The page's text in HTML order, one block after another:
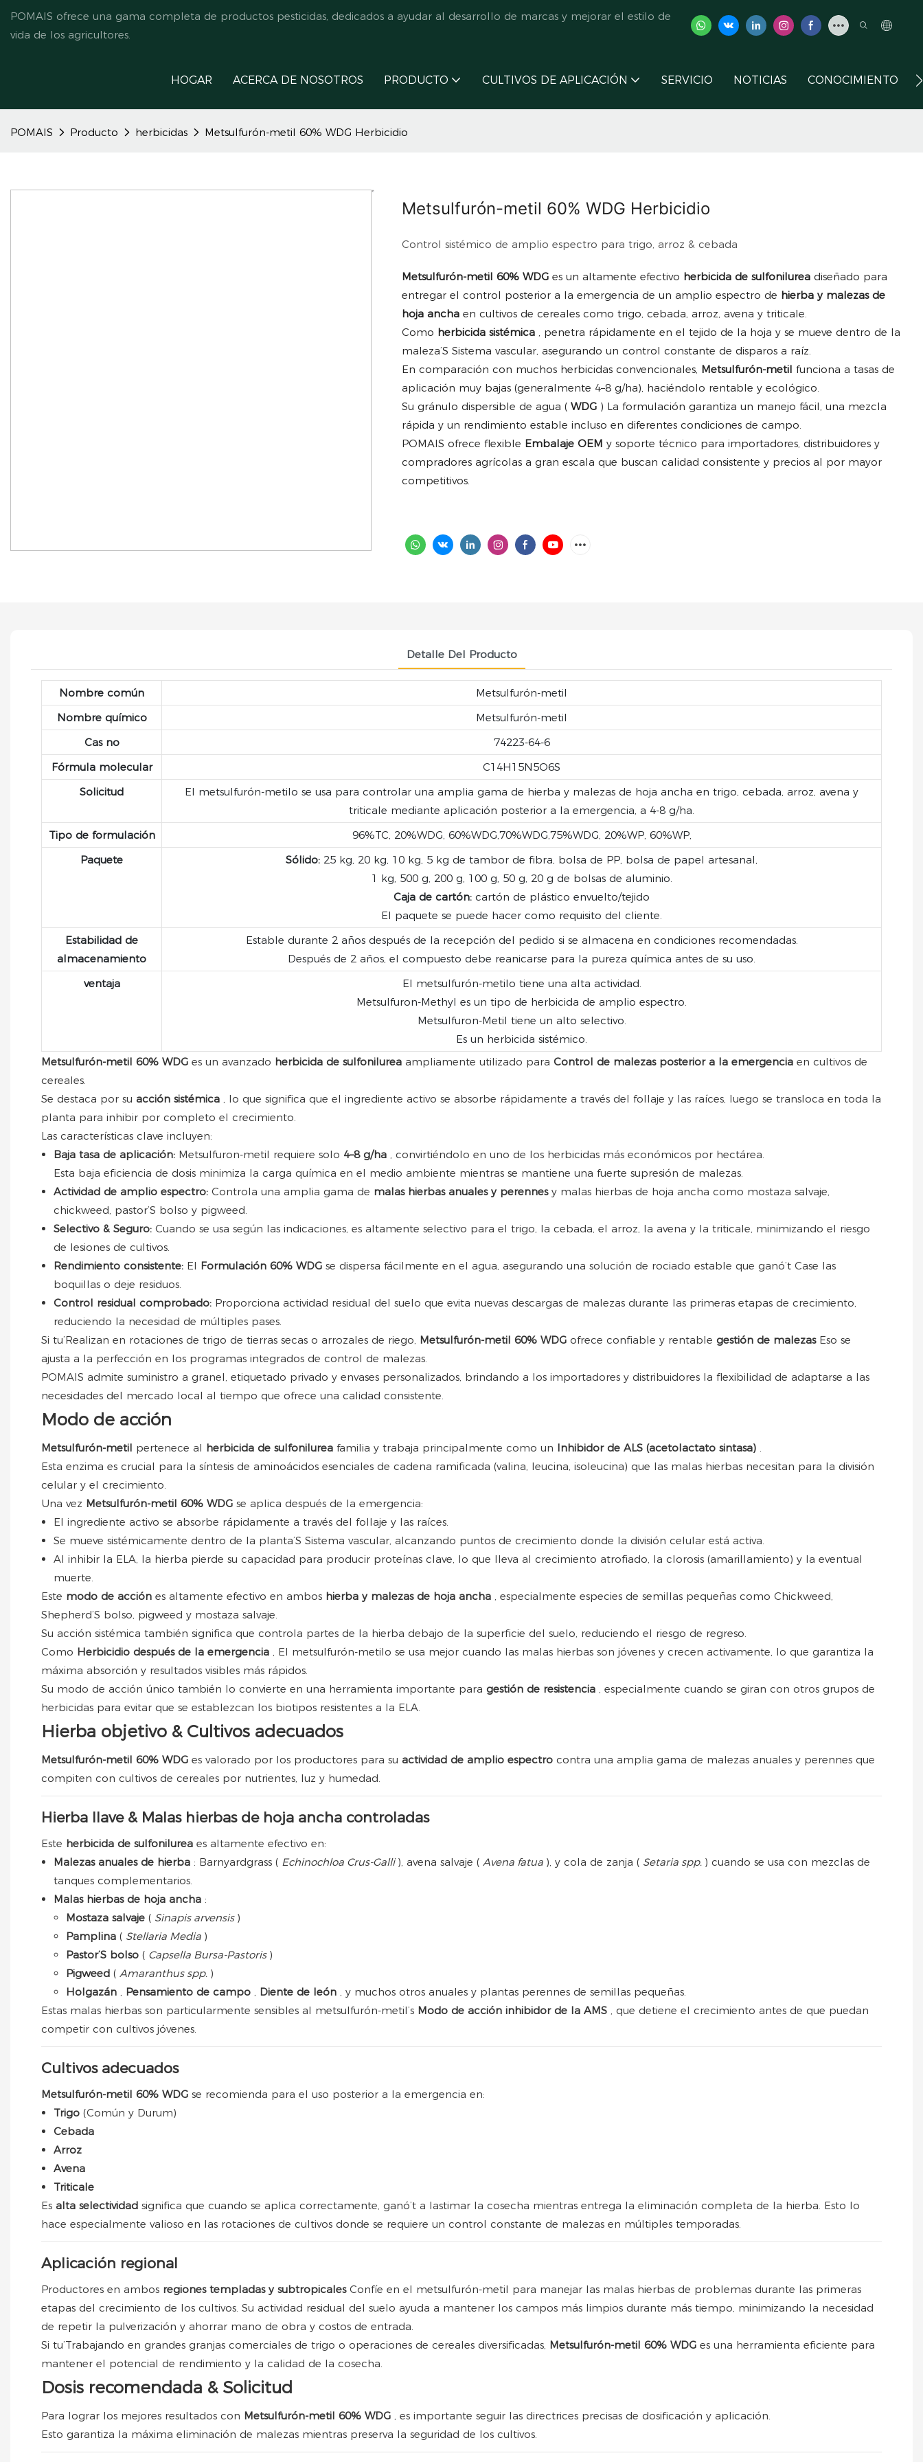
POMAIS ofrece una gama completa de productos pesticidas, dedicados a ayudar al desarrollo de marcas y mejorar el estilo de
vida de los agricultores.
HOGAR ACERCA DE NOSOTROS PRODUCTO CULTIVOS DE APLICACIÓN SERVICIO NOTICIAS CONOCIMIENTO
POMAIS Producto herbicidas Metsulfurón-metil 60% WDG Herbicidio
Metsulfurón-metil 60% WDG Herbicidio
Control sistémico de amplio espectro para trigo, arroz & cebada
Metsulfurón-metil 60% WDG es un altamente efectivo herbicida de sulfonilurea diseñado para
entregar el control posterior a la emergencia de un amplio espectro de hierba y malezas de
hoja ancha en cultivos de cereales como trigo, cebada, arroz, avena y triticale.
Como herbicida sistémica
, penetra rápidamente en el tejido de la hoja y se mueve dentro de la
maleza’S Sistema vascular, asegurando un control constante de disparos a raíz.
En comparación con muchos herbicidas convencionales, Metsulfurón-metil funciona a tasas de
aplicación muy bajas (generalmente 4–8 g/ha), haciéndolo rentable y ecológico.
Su gránulo dispersible de agua ( WDG ) La formulación garantiza un manejo fácil, una mezcla
rápida y un rendimiento estable incluso en diferentes condiciones de campo.
POMAIS ofrece flexible Embalaje OEM y soporte técnico para importadores, distribuidores y
compradores agrícolas a gran escala que buscan calidad consistente y precios al por mayor
competitivos.
Detalle Del Producto
Nombre común
Metsulfurón-metil
Nombre químico
Metsulfurón-metil
Cas no
74223-64-6
Fórmula molecular
C14H15N5O6S
Solicitud
El metsulfurón-metilo se usa para controlar una amplia gama de hierba y malezas de hoja ancha en trigo, cebada, arroz, avena y
triticale mediante aplicación posterior a la emergencia, a 4-8 g/ha.
Tipo de formulación
96%TC, 20%WDG, 60%WDG,70%WDG,75%WDG, 20%WP, 60%WP,
Paquete
Sólido: 25 kg, 20 kg, 10 kg, 5 kg de tambor de fibra, bolsa de PP, bolsa de papel artesanal,
1 kg, 500 g, 200 g, 100 g, 50 g, 20 g de bolsas de aluminio.
Caja de cartón: cartón de plástico envuelto/tejido
El paquete se puede hacer como requisito del cliente.
Estabilidad de
almacenamiento
Estable durante 2 años después de la recepción del pedido si se almacena en condiciones recomendadas.
Después de 2 años, el compuesto debe reanicarse para la pureza química antes de su uso.
ventaja
El metsulfurón-metilo tiene una alta actividad.
Metsulfuron-Methyl es un tipo de herbicida de amplio espectro.
Metsulfuron-Metil tiene un alto selectivo.
Es un herbicida sistémico.
Metsulfurón-metil 60% WDG es un avanzado herbicida de sulfonilurea ampliamente utilizado para Control de malezas posterior a la emergencia en cultivos de
cereales.
Se destaca por su acción sistémica , lo que significa que el ingrediente activo se absorbe rápidamente a través del follaje y las raíces, luego se transloca en toda la
planta para inhibir por completo el crecimiento.
Las características clave incluyen:
Baja tasa de aplicación: Metsulfuron-metil requiere solo 4–8 g/ha , convirtiéndolo en uno de los herbicidas más económicos por hectárea.
Esta baja eficiencia de dosis minimiza la carga química en el medio ambiente mientras se mantiene una fuerte supresión de malezas.
Actividad de amplio espectro: Controla una amplia gama de malas hierbas anuales y perennes y malas hierbas de hoja ancha como mostaza salvaje,
chickweed, pastor’S bolso y pigweed.
Selectivo & Seguro: Cuando se usa según las indicaciones, es altamente selectivo para el trigo, la cebada, el arroz, la avena y la triticale, minimizando el riesgo
de lesiones de cultivos.
Rendimiento consistente: El Formulación 60% WDG se dispersa fácilmente en el agua, asegurando una solución de rociado estable que ganó’t Case las
boquillas o deje residuos.
Control residual comprobado: Proporciona actividad residual del suelo que evita nuevas descargas de malezas durante las primeras etapas de crecimiento,
reduciendo la necesidad de múltiples pases.
Si tu’Realizan en rotaciones de trigo de tierras secas o arrozales de riego, Metsulfurón-metil 60% WDG ofrece confiable y rentable gestión de malezas Eso se
ajusta a la perfección en los programas integrados de control de malezas.
POMAIS admite suministro a granel, etiquetado privado y envases personalizados, brindando a los importadores y distribuidores la flexibilidad de adaptarse a las
necesidades del mercado local al tiempo que ofrece una calidad consistente.
Modo de acción
Metsulfurón-metil pertenece al herbicida de sulfonilurea familia y trabaja principalmente como un Inhibidor de ALS (acetolactato sintasa) .
Esta enzima es crucial para la síntesis de aminoácidos esenciales de cadena ramificada (valina, leucina, isoleucina) que las malas hierbas necesitan para la división
celular y el crecimiento.
Una vez Metsulfurón-metil 60% WDG se aplica después de la emergencia:
El ingrediente activo se absorbe rápidamente a través del follaje y las raíces.
Se mueve sistémicamente dentro de la planta’S Sistema vascular, alcanzando puntos de crecimiento donde la división celular está activa.
Al inhibir la ELA, la hierba pierde su capacidad para producir proteínas clave, lo que lleva al crecimiento atrofiado, la clorosis (amarillamiento) y la eventual
muerte.
Este modo de acción es altamente efectivo en ambos hierba y malezas de hoja ancha , especialmente especies de semillas pequeñas como Chickweed,
Shepherd’S bolso, pigweed y mostaza salvaje.
Su acción sistémica también significa que controla partes de la hierba debajo de la superficie del suelo, reduciendo el riesgo de regreso.
Como Herbicidio después de la emergencia , El metsulfurón-metilo se usa mejor cuando las malas hierbas son jóvenes y crecen activamente, lo que garantiza la
máxima absorción y resultados visibles más rápidos.
Su modo de acción único también lo convierte en una herramienta importante para gestión de resistencia , especialmente cuando se giran con otros grupos de
herbicidas para evitar que se establezcan los biotipos resistentes a la ELA.
Hierba objetivo & Cultivos adecuados
Metsulfurón-metil 60% WDG es valorado por los productores para su actividad de amplio espectro contra una amplia gama de malezas anuales y perennes que
compiten con cultivos de cereales por nutrientes, luz y humedad.
Hierba llave & Malas hierbas de hoja ancha controladas
Este herbicida de sulfonilurea es altamente efectivo en:
Malezas anuales de hierba : Barnyardgrass ( Echinochloa Crus-Galli), avena salvaje ( Avena fatua ), y cola de zanja ( Setaria spp. ) cuando se usa con mezclas de
tanques complementarios.
Malas hierbas de hoja ancha :
Mostaza salvaje ( Sinapis arvensis )
Pamplina ( Stellaria Media )
Pastor’S bolso ( Capsella Bursa-Pastoris )
Pigweed ( Amaranthus spp. )
Holgazán , Pensamiento de campo , Diente de león , y muchos otros anuales y plantas perennes de semillas pequeñas.
Estas malas hierbas son particularmente sensibles al metsulfurón-metil’s Modo de acción inhibidor de la AMS , que detiene el crecimiento antes de que puedan
competir con cultivos jóvenes.
Cultivos adecuados
Metsulfurón-metil 60% WDG se recomienda para el uso posterior a la emergencia en:
Trigo (Común y Durum)
Cebada
Arroz
Avena
Triticale
Es alta selectividad significa que cuando se aplica correctamente, ganó’t a lastimar la cosecha mientras entrega la eliminación completa de la hierba. Esto lo
hace especialmente valioso en las rotaciones de cultivos donde se requiere un control constante de malezas en múltiples temporadas.
Aplicación regional
Productores en ambos regiones templadas y subtropicales Confíe en el metsulfurón-metil para manejar las malas hierbas de problemas durante las primeras
etapas del crecimiento de los cultivos. Su actividad residual del suelo ayuda a mantener los campos más limpios durante más tiempo, minimizando la necesidad
de repetir la pulverización y ahorrar mano de obra y costos de entrada.
Si tu’Trabajando en grandes granjas comerciales de trigo o operaciones de cereales diversificadas, Metsulfurón-metil 60% WDG es una herramienta eficiente para
mantener el potencial de rendimiento y la calidad de la cosecha.
Dosis recomendada & Solicitud
Para lograr los mejores resultados con Metsulfurón-metil 60% WDG , es importante seguir las directrices precisas de dosificación y aplicación.
Esto garantiza la máxima eliminación de malezas mientras preserva la seguridad de los cultivos.